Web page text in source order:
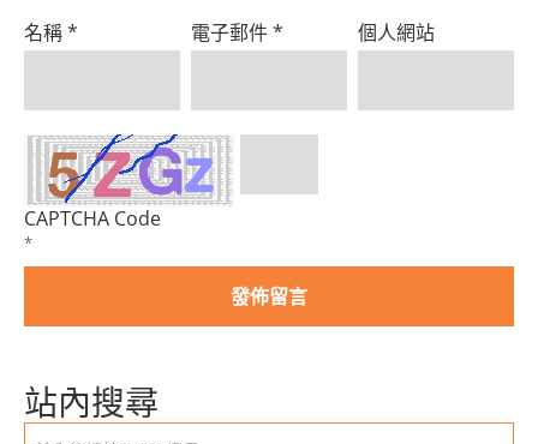
名稱* 電子郵件* 個人網站
CAPTCHA Code
*
站內搜尋